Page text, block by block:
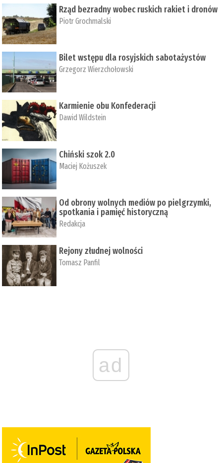
Rząd bezradny wobec ruskich rakiet i dronów
Piotr Grochmalski
Bilet wstępu dla rosyjskich sabotażystów
Grzegorz Wierzchołowski
Karmienie obu Konfederacji
Dawid Wildstein
Chiński szok 2.0
Maciej Kożuszek
Od obrony wolnych mediów po pielgrzymki,
spotkania i pamięć historyczną
Redakcja
Rejony złudnej wolności
Tomasz Panfil
ad